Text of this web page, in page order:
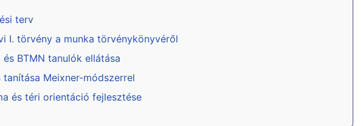
terv
I. törvény a munka törvénykönyvéről
és BTMN tanulók ellátása
tanítása Meixner-módszerrel
és téri orientáció fejlesztése